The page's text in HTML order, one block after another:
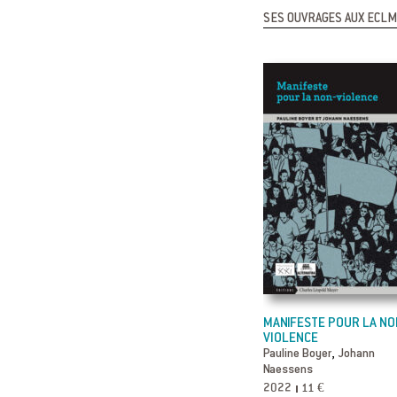
SES OUVRAGES AUX ECLM
MANIFESTE POUR LA
VIOLENCE
Pauline Boyer, Johann
Naessens
2022 11 €